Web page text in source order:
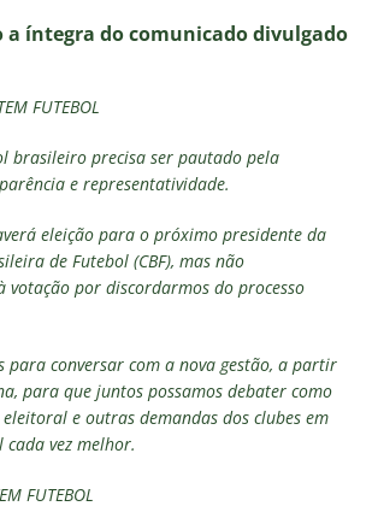
a íntegra do comunicado divulgado
FUTEBOL
brasileiro precisa ser pautado pela
e representatividade.
eleição para o próximo presidente da
de Futebol (CBF), mas não
votação por discordarmos do processo
para conversar com a nova gestão, a partir
para que juntos possamos debater como
e outras demandas dos clubes em
vez melhor.
FUTEBOL